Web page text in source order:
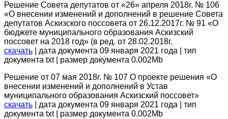
Решение Совета депутатов от «26» апреля 2018г. № 106
«О внесении изменений и дополнений в решение Совета
депутатов Аскизского поссовета от 26.12.2017г. № 91 «О
бюджете муниципального образования Аскизский
поссовет на 2018 год» (в ред. от 28.02.2018г.
скачать | дата документа 09 января 2021 года | тип
документа txt | размер документа 0.002Mb
Решение от 07 мая 2018г. № 107 О проекте решения «О
внесении изменений и дополнений в Устав
муниципального образования Аскизский поссовет»
скачать | дата документа 09 января 2021 года | тип
документа txt | размер документа 0.002Mb